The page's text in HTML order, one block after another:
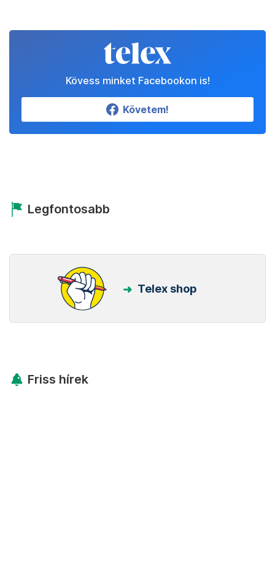
Kövess minket Facebookon is!
Követem!
Legfontosabb
Telex shop
Friss hírek